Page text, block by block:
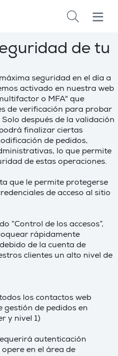
de tu
seguridad en el día a
activado en nuestra web
o MFA" que
de verificación para probar
después de la validación
finalizar ciertas
de pedidos,
lo que permite
de estas operaciones.
que le permite protegerse
de acceso al sitio
“Control de los accesos”,
rápidamente
de la cuenta de
clientes un alto nivel de
los contactos web
gestión de pedidos en
y nivel 1)
autenticación
en el área de